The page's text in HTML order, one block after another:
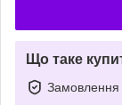
Що таке
Замовлення